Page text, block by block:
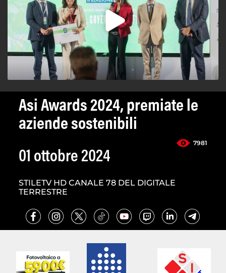
Asi Awards 2024, premiate le
aziende sostenibili
7981
01 ottobre 2024
STILETV HD CANALE 78 DEL DIGITALE
TERRESTRE